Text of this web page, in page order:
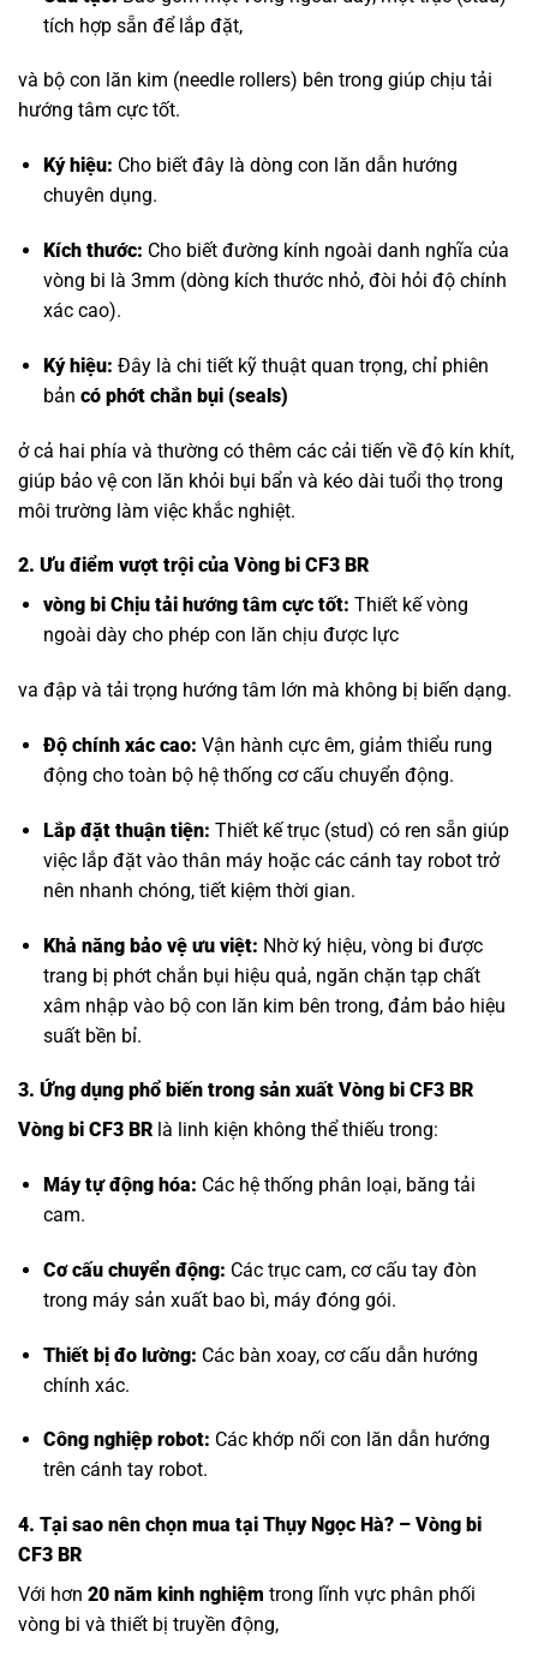
tích hợp sẵn để lắp đặt,
và bộ con lăn kim (needle rollers) bên trong giúp chịu tải
hướng tâm cực tốt.
Ký hiệu: Cho biết đây là dòng con lăn dẫn hướng
chuyên dụng.
Kích thước: Cho biết đường kính ngoài danh nghĩa của
vòng bi là 3mm (dòng kích thước nhỏ, đòi hỏi độ chính
xác cao).
Ký hiệu: Đây là chi tiết kỹ thuật quan trọng, chỉ phiên
bản có phớt chắn bụi (seals)
ở cả hai phía và thường có thêm các cải tiến về độ kín khít,
giúp bảo vệ con lăn khỏi bụi bẩn và kéo dài tuổi thọ trong
môi trường làm việc khắc nghiệt.
2. Ưu điểm vượt trội của Vòng bi CF3 BR
vòng bi Chịu tải hướng tâm cực tốt: Thiết kế vòng
ngoài dày cho phép con lăn chịu được lực
va đập và tải trọng hướng tâm lớn mà không bị biến dạng.
Độ chính xác cao: Vận hành cực êm, giảm thiểu rung
động cho toàn bộ hệ thống cơ cấu chuyển động.
Lắp đặt thuận tiện: Thiết kế trục (stud) có ren sẵn giúp
việc lắp đặt vào thân máy hoặc các cánh tay robot trở
nên nhanh chóng, tiết kiệm thời gian.
Khả năng bảo vệ ưu việt: Nhờ ký hiệu, vòng bi được
trang bị phớt chắn bụi hiệu quả, ngăn chặn tạp chất
xâm nhập vào bộ con lăn kim bên trong, đảm bảo hiệu
suất bền bỉ.
3. Ứng dụng phổ biến trong sản xuất Vòng bi CF3 BR
Vòng bi CF3 BR là linh kiện không thể thiếu trong:
Máy tự động hóa: Các hệ thống phân loại, băng tải
cam.
Cơ cấu chuyển động: Các trục cam, cơ cấu tay đòn
trong máy sản xuất bao bì, máy đóng gói.
Thiết bị đo lường: Các bàn xoay, cơ cấu dẫn hướng
chính xác.
Công nghiệp robot: Các khớp nối con lăn dẫn hướng
trên cánh tay robot.
4. Tại sao nên chọn mua tại Thụy Ngọc Hà? – Vòng bi
CF3 BR
Với hơn 20 năm kinh nghiệm trong lĩnh vực phân phối
vòng bi và thiết bị truyền động,